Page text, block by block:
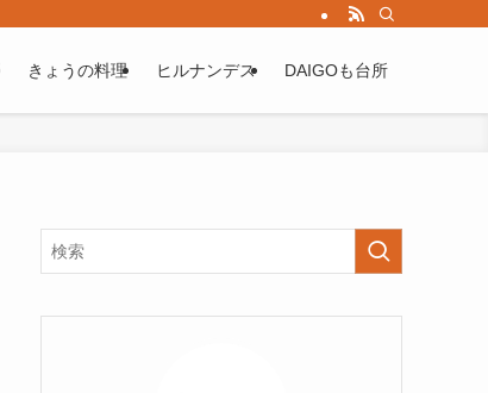
きょうの料理 ヒルナンデス DAIGOも台所